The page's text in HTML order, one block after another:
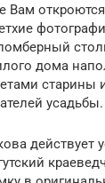
Вам
дома
старины
усадьбы.
действует